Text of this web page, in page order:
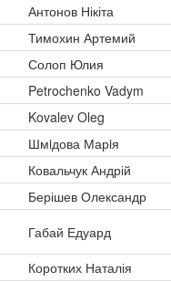
Антонов Нікіта
Тимохин Артемий
Солоп Юлия
Petrochenko Vadym
Kovalev Oleg
Шмiдова Марiя
Ковальчук Андрій
Берішев Олександр
Габай Едуард
Коротких Наталія